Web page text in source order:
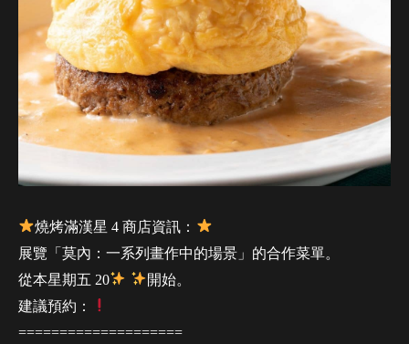
燒烤滿漢星 4 商店資訊：
展覽「莫內：一系列畫作中的場景」的合作菜單。
從本星期五 20
開始。
建議預約：
====================